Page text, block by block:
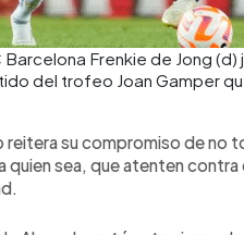
Frenkie de Jong (d)
del trofeo Joan Gamper
reitera su compromiso de no
sea, que atenten contra